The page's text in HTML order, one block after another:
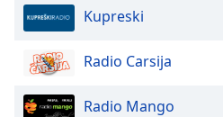
Opacity
Font
Size
Kupreski
Radio Carsija
Radio Mango